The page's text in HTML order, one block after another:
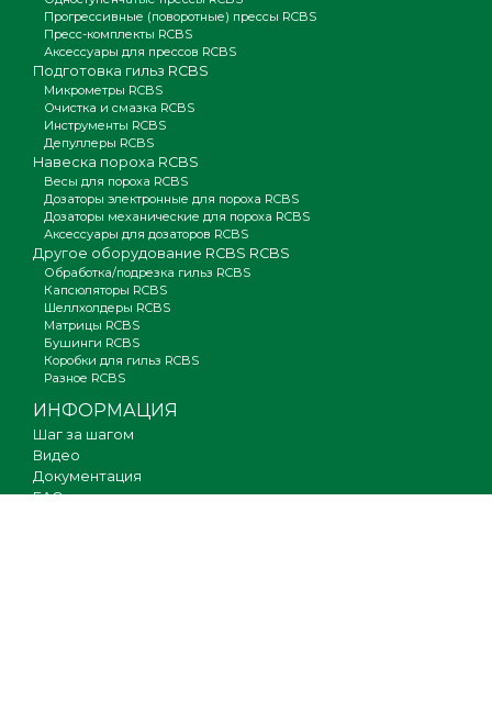
Прогрессивные (поворотные) прессы RCBS
Пресс-комплекты RCBS
Аксессуары для прессов RCBS
Подготовка гильз RCBS
Микрометры RCBS
Очистка и смазка RCBS
Инструменты RCBS
Депуллеры RCBS
Навеска пороха RCBS
Весы для пороха RCBS
Дозаторы электронные для пороха RCBS
Дозаторы механические для пороха RCBS
Аксессуары для дозаторов RCBS
Другое оборудование RCBS RCBS
Обработка/подрезка гильз RCBS
Капсюляторы RCBS
Шеллхолдеры RCBS
Матрицы RCBS
Бушинги RCBS
Коробки для гильз RCBS
Разное RCBS
ИНФОРМАЦИЯ
Шаг за шагом
Видео
Документация
FAQ